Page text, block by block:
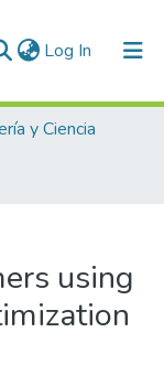
Log In (current)
y Ciencia
using